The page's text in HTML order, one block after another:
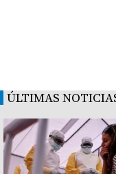
ÚLTIMAS